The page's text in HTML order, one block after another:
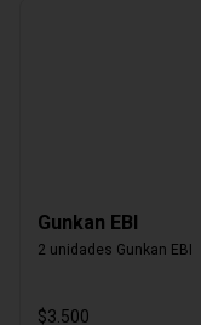
Gunkan EBI
2 unidades Gunkan EBI
$3.500